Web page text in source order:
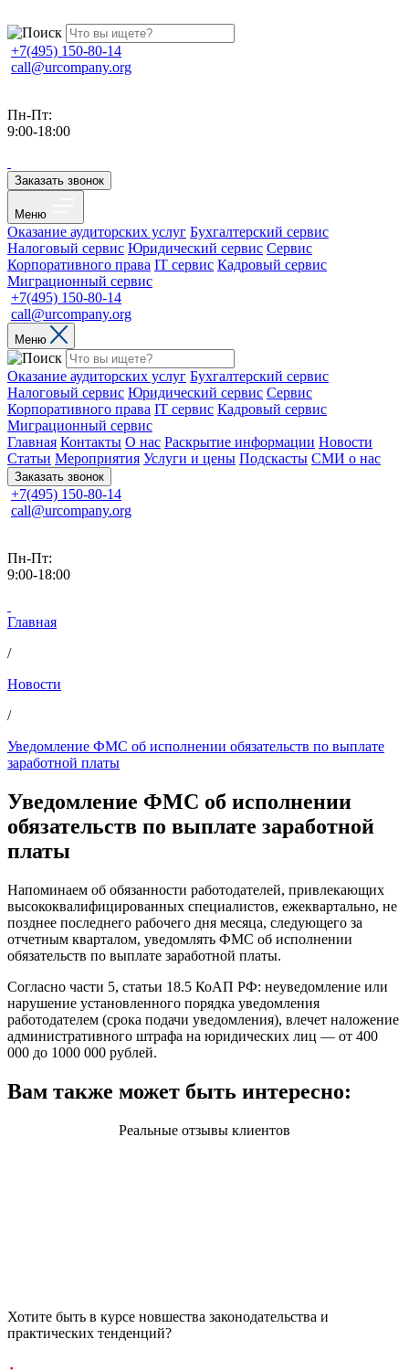
+7(495) 150-80-14
call@urcompany.org
Пн-Пт:
9:00-18:00
Заказать звонок
Меню
Оказание аудиторских услуг Бухгалтерский сервис
Налоговый сервис Юридический сервис Сервис
Корпоративного права IT сервис Кадровый сервис
Миграционный сервис
+7(495) 150-80-14
call@urcompany.org
Меню
Оказание аудиторских услуг Бухгалтерский сервис
Налоговый сервис Юридический сервис Сервис
Корпоративного права IT сервис Кадровый сервис
Миграционный сервис
Главная Контакты О нас Раскрытие информации Новости
Статьи Мероприятия Услуги и цены Подскасты СМИ о нас
Заказать звонок
+7(495) 150-80-14
call@urcompany.org
Пн-Пт:
9:00-18:00
Главная
/
Новости
/
Уведомление ФМС об исполнении обязательств по выплате
заработной платы
Уведомление ФМС об исполнении
обязательств по выплате заработной
платы
Напоминаем об обязанности работодателей, привлекающих
высококвалифицированных специалистов, ежеквартально, не
позднее последнего рабочего дня месяца, следующего за
отчетным кварталом, уведомлять ФМС об исполнении
обязательств по выплате заработной платы.
Согласно части 5, статьи 18.5 КоАП РФ: неуведомление или
нарушение установленного порядка уведомления
работодателем (срока подачи уведомления), влечет наложение
административного штрафа на юридических лиц — от 400
000 до 1000 000 рублей.
Вам также может быть интересно:
Реальные отзывы клиентов
Хотите быть в курсе новшества законодательства и
практических тенденций?